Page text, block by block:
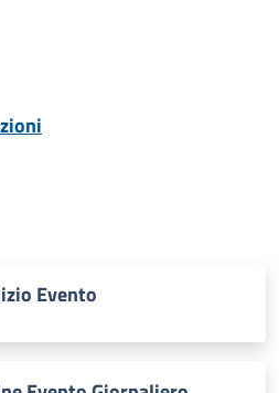
Evento